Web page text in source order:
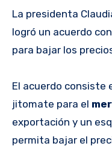
La presidenta Claudia Sheinbaum informó que
logró un acuerdo
para bajar los
El acuerdo consiste
jitomate para el
exportación y un
permita bajar el